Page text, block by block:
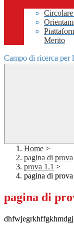
Merito
Campo di ricerca per
Home >
pagina di prova
prova 1.1 >
pagina di prova
pagina di